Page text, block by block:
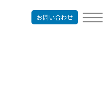
お問い合わせ